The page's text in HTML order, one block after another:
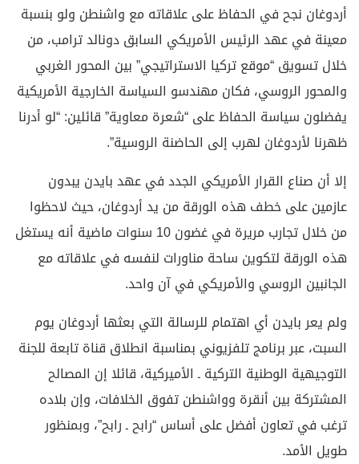
أردوغان نجح في الحفاظ على علاقاته مع واشنطن ولو بنسبة
معينة في عهد الرئيس الأمريكي السابق دونالد ترامب، من
خلال تسويق “موقع تركيا الاستراتيجي” بين المحور الغربي
والمحور الروسي، فكان مهندسو السياسة الخارجية الأمريكية
يفضلون سياسة الحفاظ على “شعرة معاوية” قائلين: “لو أدرنا
ظهرنا لأردوغان لهرب إلى الحاضنة الروسية”.
إلا أن صناع القرار الأمريكي الجدد في عهد بايدن يبدون
عازمين على خطف هذه الورقة من يد أردوغان، حيث لاحظوا
من خلال تجارب مريرة في غضون 10 سنوات ماضية أنه يستغل
هذه الورقة لتكوين ساحة مناورات لنفسه في علاقاته مع
الجانبين الروسي والأمريكي في آن واحد.
ولم يعر بايدن أي اهتمام للرسالة التي بعثها أردوغان يوم
السبت، عبر برنامج تلفزيوني بمناسبة انطلاق قناة تابعة للجنة
التوجيهية الوطنية التركية ـ الأميركية، قائلا إن المصالح
المشتركة بين أنقرة وواشنطن تفوق الخلافات، وإن بلاده
ترغب في تعاون أفضل على أساس “رابح ـ رابح”، وبمنظور
طويل الأمد.